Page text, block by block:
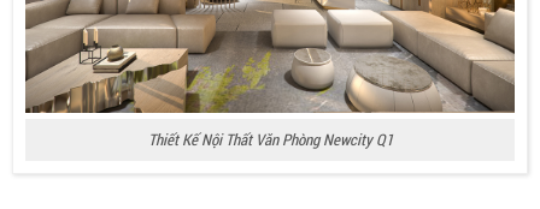
Thiết Kế Nội Thất Văn Phòng Newcity Q1